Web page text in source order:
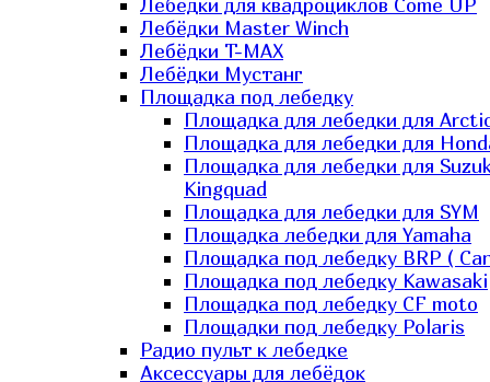
Лебедки для квадроциклов Come UP
Лебёдки Master Winch
Лебёдки T-MAX
Лебёдки Мустанг
Площадка под лебедку
Площадка для лебедки для
Площадка для лебедки для
Площадка для лебедки для
Kingquad
Площадка для лебедки для SYM
Площадка лебедки для Yamaha
Площадка под лебедку BRP (
Площадка под лебедку Kawasaki
Площадка под лебедку СF moto
Площадки под лебедку Polaris
Радио пульт к лебедке
Аксессуары для лебёдок